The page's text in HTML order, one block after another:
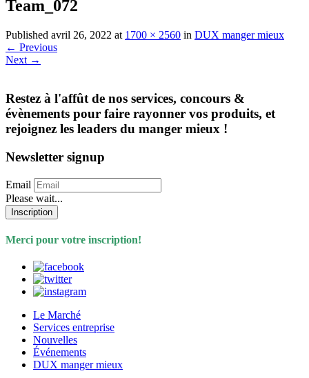
Team_072
Published avril 26, 2022 at 1700 × 2560 in DUX manger mieux
← Previous
Next →
Restez à l'affût de nos services, concours &
évènements pour faire rayonner vos produits, et
rejoignez les leaders du manger mieux !
Newsletter signup
Email
Please wait...
Inscription
Merci pour votre inscription!
Le Marché
Services entreprise
Nouvelles
Événements
DUX manger mieux